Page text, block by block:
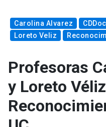
Inicio
Quiénes somos
Carolina Alvarez CDDoc
Loreto Veliz
Profesoras
y Loreto